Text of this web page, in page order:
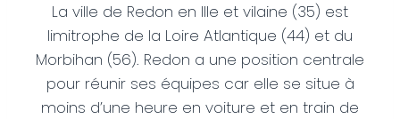
La ville de Redon en Ille et vilaine (35) est
limitrophe de la Loire Atlantique (44) et du
Morbihan (56). Redon a une position centrale
pour réunir ses équipes car elle se situe à
moins d’une heure en voiture et en train de